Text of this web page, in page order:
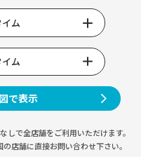
ム
ム
で表示
しで全店舗をご利用いただけます。
の店舗に直接お問い合わせ下さい。